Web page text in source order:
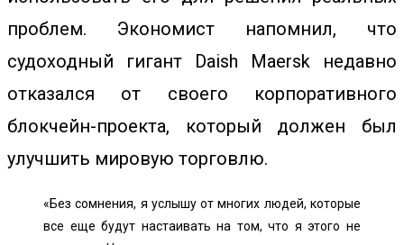
проблем. Экономист напомнил, что
судоходный гигант Daish Maersk недавно
отказался от своего корпоративного
блокчейн-проекта, который должен был
улучшить мировую торговлю.
«Без сомнения, я услышу от многих людей, которые
все еще будут настаивать на том, что я этого не